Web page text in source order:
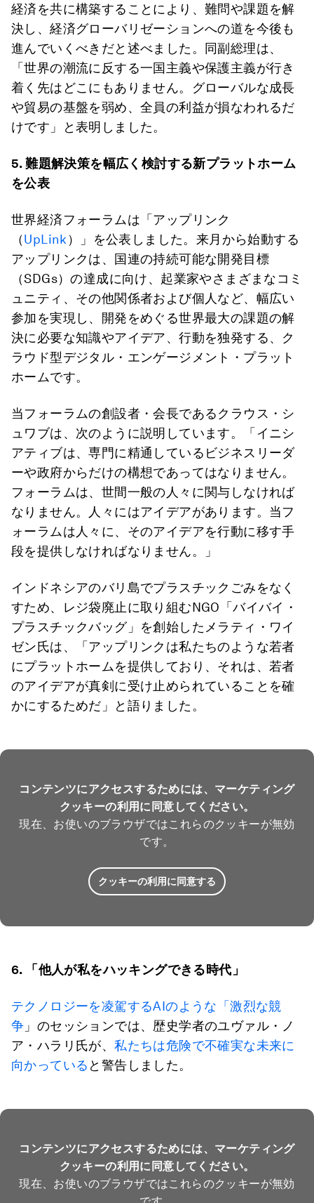
経済を共に構築することにより、難問や課題を解
決し、経済グローバリゼーションへの道を今後も
進んでいくべきだと述べました。同副総理は、
「世界の潮流に反する一国主義や保護主義が行き
着く先はどこにもありません。グローバルな成長
や貿易の基盤を弱め、全員の利益が損なわれるだ
けです」と表明しました。
5.難題解決策を幅広く検討する新プラットホーム
を公表
世界経済フォーラムは「アップリンク
（UpLink ）」を公表しました。来月から始動する
アップリンクは、国連の持続可能な開発目標
（SDGs）の達成に向け、起業家やさまざまなコミ
ュニティ、その他関係者および個人など、幅広い
参加を実現し、開発をめぐる世界最大の課題の解
決に必要な知識やアイデア、行動を独発する、ク
ラウド型デジタル・エンゲージメント・プラット
ホームです。
当フォーラムの創設者・会長であるクラウス・シ
ュワブは、次のように説明しています。「イニシ
アティブは、専門に精通しているビジネスリーダ
ーや政府からだけの構想であってはなりません。
フォーラムは、世間一般の人々に関与しなければ
なりません。人々にはアイデアがあります。当フ
ォーラムは人々に、そのアイデアを行動に移す手
段を提供しなければなりません。」
インドネシアのバリ島でプラスチックごみをなく
すため、レジ袋廃止に取り組むNGO「バイバイ・
プラスチックバッグ」を創始したメラティ・ワイ
ゼン氏は、「アップリンクは私たちのような若者
にプラットホームを提供しており、それは、若者
のアイデアが真剣に受け止められていることを確
かにするためだ」と語りました。
コンテンツにアクセスするためには、マーケティング
クッキーの利用に同意してください。
現在、お使いのブラウザではこれらのクッキーが無効
です。
クッキーの利用に同意する
6. 「他人が私をハッキングできる時代」
テクノロジーを凌駕するAIのような「激烈な競
争 」のセッションでは、歴史学者のユヴァル・ノ
ア・ハラリ氏が、私たちは危険で不確実な未来に
向かっている と警告しました。
コンテンツにアクセスするためには、マーケティング
クッキーの利用に同意してください。
現在、お使いのブラウザではこれらのクッキーが無効